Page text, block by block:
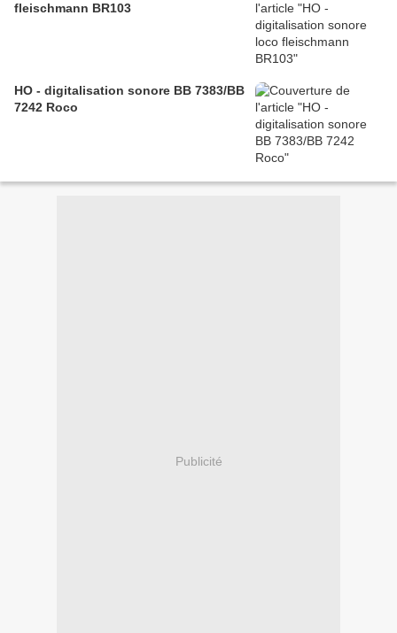
fleischmann BR103
HO - digitalisation sonore BB 7383/BB
7242 Roco
Publicité